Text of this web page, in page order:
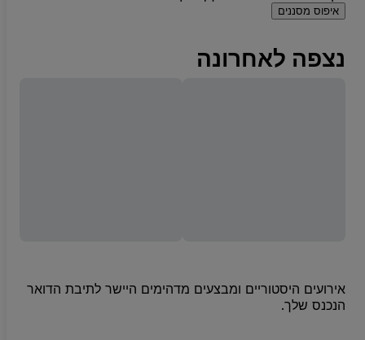
איפוס מסננים
נצפה לאחרונה
אירועים היסטוריים ומבצעים מדהימים היישר לתיבת הדואר
הנכנס שלך.